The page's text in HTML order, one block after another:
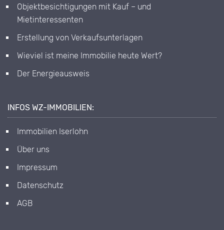
Objektbesichtigungen mit Kauf – und
Mietinteressenten
Erstellung von Verkaufsunterlagen
Wieviel ist meine Immobilie heute Wert?
Der Energieausweis
INFOS WZ-IMMOBILIEN:
Immobilien Iserlohn
Über uns
Impressum
Datenschutz
AGB